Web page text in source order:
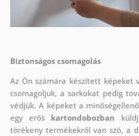
Biztonságos csomagolás
Az Ön számára készített képeket
csomagoljuk, a sarkokat pedig
védjük.A képeket a
egy erős kartondobozban
törékeny termékekről van szó, a